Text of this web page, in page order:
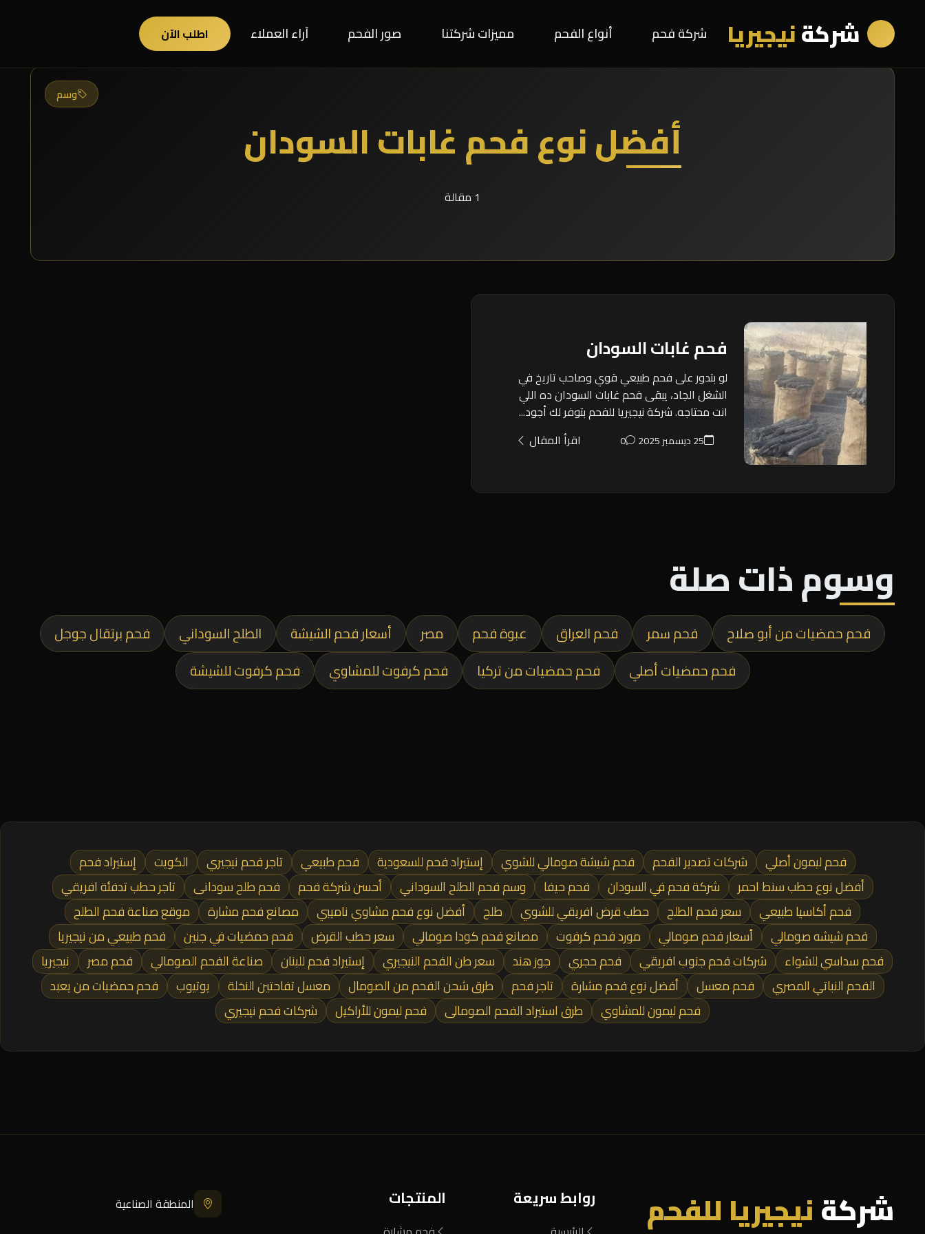
شركةنيجيريا شركة فحم أنواع الفحم مميزات شركتنا صور الفحم آراء العملاء اطلب الآن
وسم
أفضل نوع فحم غابات السودان
1 مقالة
فحم غابات السودان
لو بتدور على فحم طبيعي قوي وصاحب تاريخ في
الشغل الجاد، يبقى فحم غابات السودان ده اللي
انت محتاجه. شركة نيجيريا للفحم بتوفر لك أجود...
25 ديسمبر 2025 0 اقرأ المقال
وسوم ذات صلة
فحم حمضيات من أبو صلاح فحم سمر فحم العراق عبوة فحم مصر أسعار فحم الشيشة الطلح السوداني
فحم برتقال جوجل
فحم حمضيات أصلي
فحم حمضيات من تركيا فحم كرفوت للمشاوي فحم كرفوت للشيشة
فحم ليمون أصلي شركات تصدير الفحم فحم شيشة صومالي للشوي إستيراد فحم للسعودية فحم طبيعي تاجر فحم نيجيري الكويت
إستيراد فحم
أفضل نوع حطب سنط احمر
شركة فحم في السودان فحم حيفا وسم فحم الطلح السوداني أحسن شركة فحم فحم طلح سودانى
تاجر حطب تدفئة افريقي
فحم أكاسيا طبيعي
سعر فحم الطلح حطب قرض افريقي للشوي طلح أفضل نوع فحم مشاوي ناميبي مصانع فحم مشارة
موقع صناعة فحم الطلح
فحم شيشه صومالي
أسعار فحم صومالي مورد فحم كرفوت مصانع فحم كودا صومالي سعر حطب القرض فحم حمضيات في جنين
فحم طبيعي من نيجيريا
فحم سداسي للشواء
شركات فحم جنوب افريقي فحم حجري جوز هند سعر طن الفحم النيجيري إستيراد فحم للبنان صناعة الفحم الصومالي فحم مصر
نيجيريا
الفحم النباتي المصري
فحم معسل أفضل نوع فحم مشارة تاجر فحم طرق شحن الفحم من الصومال معسل تفاحتين النخلة يوتيوب
فحم حمضيات من يعبد
فحم ليمون للمشاوي
طرق استيراد الفحم الصومالى فحم ليمون للأراكيل شركات فحم نيجيري
شركةنيجيريا للفحم روابط سريعة المنتجات المنطقة الصناعية